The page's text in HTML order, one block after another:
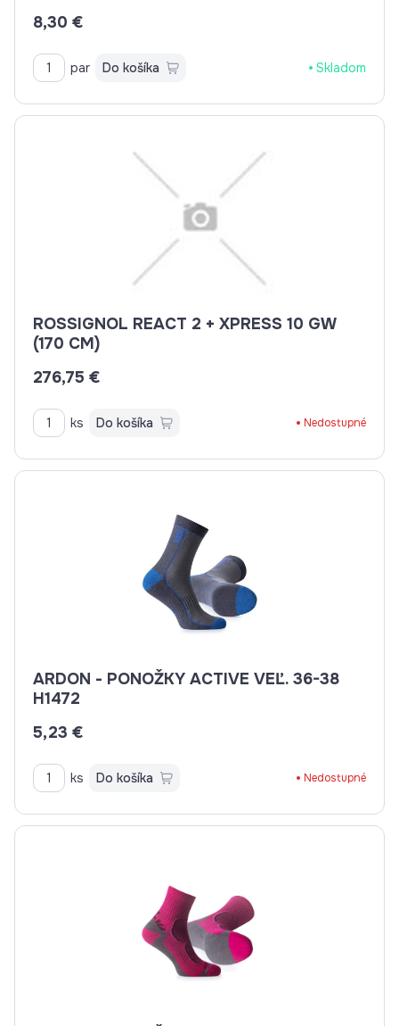
8,30 €
par Do košíka Skladom
ROSSIGNOL REACT 2 + XPRESS 10 GW
(170 CM)
276,75 €
ks Do košíka Nedostupné
ARDON - PONOŽKY ACTIVE VEĽ. 36-38
H1472
5,23 €
ks Do košíka Nedostupné